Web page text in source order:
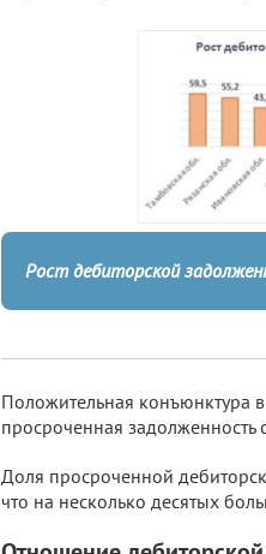
Рост дебиторской
Положительная конъюнктура
просроченная задолженность
Доля просроченной
что на несколько десятых